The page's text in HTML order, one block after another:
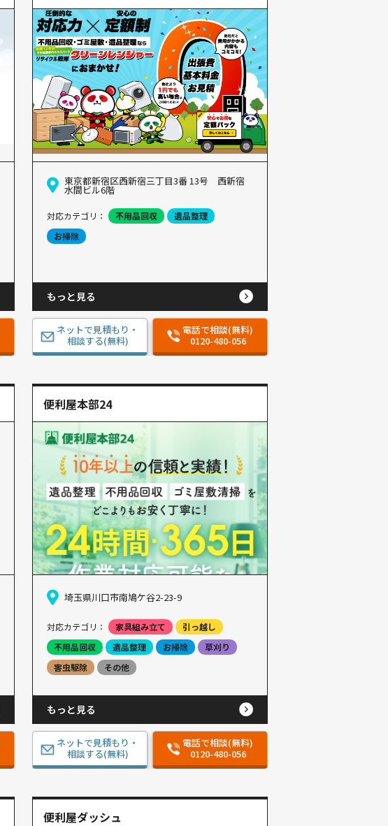
東京都新宿区西新宿三丁目3番 13号 西新宿
水間ビル6階
対応カテゴリ： 不用品回収
遺品整理
お掃除
もっと見る
ネットで見積もり・
相談する(無料)
電話で相談(無料)
0120-480-056
便利屋本部24
埼玉県川口市南鳩ケ谷2-23-9
対応カテゴリ： 家具組み立て
引っ越し
不用品回収
遺品整理 お掃除
草刈り
害虫駆除
その他
もっと見る
ネットで見積もり・
相談する(無料)
電話で相談(無料)
0120-480-056
便利屋ダッシュ